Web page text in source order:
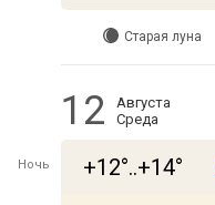
Старая луна
12
Августа
Среда
Ночь +12°..+14°